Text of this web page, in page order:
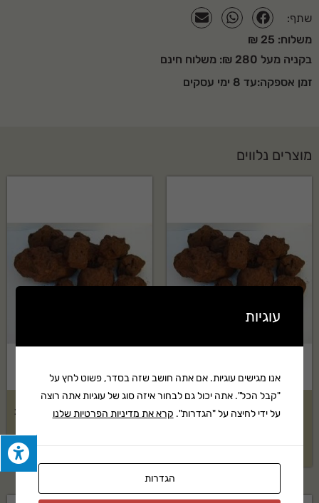
שתף:
משלוח: 25 ₪
בקניה מעל 280 ₪: משלוח חינם
זמן אספקה:עד 8 ימי עסקים
מוצרים נלווים
טוף אוברסייז אדום בשק 2 קוב
₪1,289
טוף אוברסייז אדום בשק 1.5 קוב
₪1,109
עוגיות
אנו מגישים עוגיות. אם אתה חושב שזה בסדר, פשוט לחץ על
"קבל הכל". אתה יכול גם לבחור איזה סוג של עוגיות אתה רוצה
על ידי לחיצה על "הגדרות". קרא את מדיניות הפרטיות שלנו
הגדרות